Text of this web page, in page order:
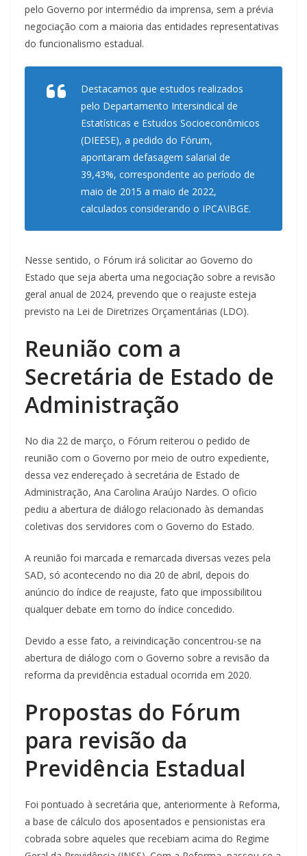
pelo Governo por intermédio da imprensa, sem a prévia
negociação com a maioria das entidades representativas
do funcionalismo estadual.
Destacamos que estudos realizados
pelo Departamento Intersindical de
Estatísticas e Estudos Socioeconômicos
(DIEESE), a pedido do Fórum,
apontaram defasagem salarial de
39,43%, correspondente ao período de
maio de 2015 a maio de 2022,
calculados considerando o IPCA\IBGE.
Nesse sentido, o Fórum irá solicitar ao Governo do
Estado que seja aberta uma negociação sobre a revisão
geral anual de 2024, prevendo que o reajuste esteja
previsto na Lei de Diretrizes Orçamentárias (LDO).
Reunião com a
Secretária de Estado de
Administração
No dia 22 de março, o Fórum reiterou o pedido de
reunião com o Governo por meio de outro expediente,
dessa vez endereçado à secretária de Estado de
Administração, Ana Carolina Araújo Nardes. O oficio
pediu a abertura de diálogo relacionado às demandas
coletivas dos servidores com o Governo do Estado.
A reunião foi marcada e remarcada diversas vezes pela
SAD, só acontecendo no dia 20 de abril, depois do
anúncio do índice de reajuste, fato que impossibilitou
qualquer debate em torno do índice concedido.
Devido a esse fato, a reivindicação concentrou-se na
abertura de diálogo com o Governo sobre a revisão da
reforma da previdência estadual ocorrida em 2020.
Propostas do Fórum
para revisão da
Previdência Estadual
Foi pontuado à secretária que, anteriormente à Reforma,
a base de cálculo dos aposentados e pensionistas era
cobrada sobre aqueles que recebiam acima do Regime